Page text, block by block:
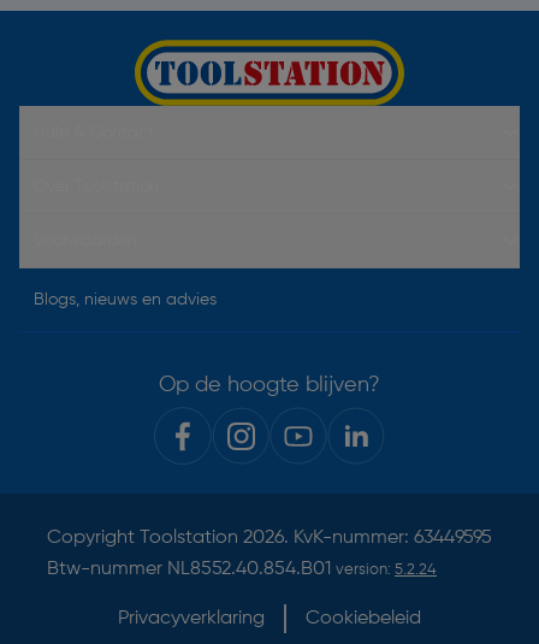
Blogs, nieuws en advies
Op de hoogte blijven?
Copyright Toolstation 2026. KvK-nummer: 63449595
Btw-nummer NL8552.40.854.B01 version: 5.2.24
Privacyverklaring Cookiebeleid